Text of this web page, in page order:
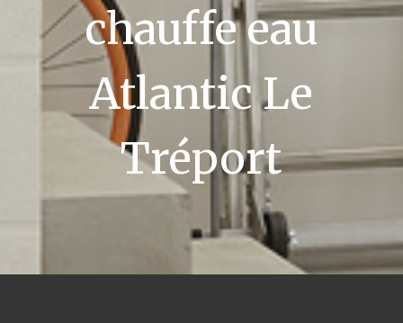
chauffe eau
Atlantic Le
Tréport